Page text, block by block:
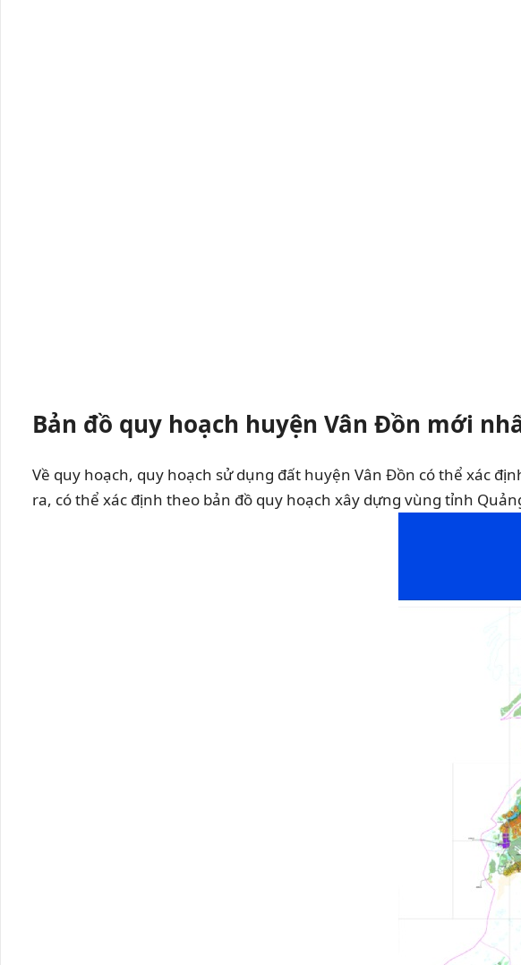
Bản đồ quy hoạch huyện Vân Đồn mới
Về quy hoạch, quy hoạch sử dụng đất huyện Vân Đồn có thể xác
ra, có thể xác định theo bản đồ quy hoạch xây dựng vùng tỉnh